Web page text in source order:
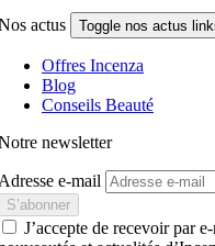
actus Toggle nos actus
Offres Incenza
Blog
Conseils Beauté
newsletter
e-mail
J’accepte de recevoir par